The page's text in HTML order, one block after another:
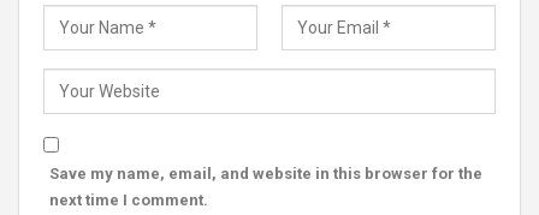
Save my name, email, and website in this browser for the
next time I comment.